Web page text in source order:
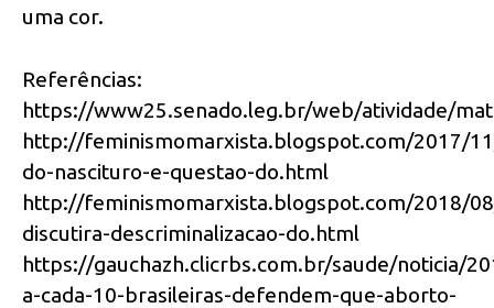
uma cor.
Referências:
https://www25.senado.leg.br/web/atividade/
http://feminismomarxista.blogspot.com/2017/
do-nascituro-e-questao-do.html
http://feminismomarxista.blogspot.com/2018/
discutira-descriminalizacao-do.html
https://gauchazh.clicrbs.com.br/saude/noticia/
a-cada-10-brasileiras-defendem-que-aborto-